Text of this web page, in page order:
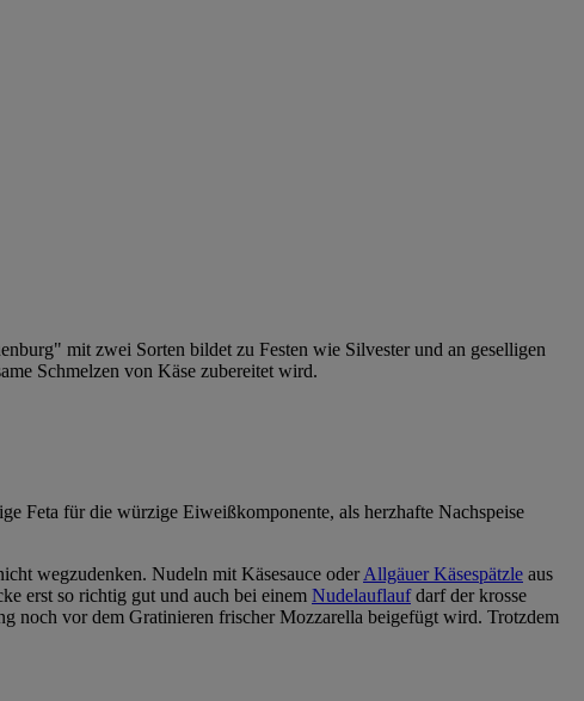
mit zwei Sorten bildet zu Festen wie Silvester und an geselligen
Schmelzen von Käse zubereitet wird.
Feta für die würzige Eiweißkomponente, als herzhafte Nachspeise
wegzudenken. Nudeln mit Käsesauce oderAllgäuer Käsespätzle aus
erst so richtig gut und auch bei einem Nudelauflaufdarf der krosse
noch vor dem Gratinieren frischer Mozzarella beigefügt wird. Trotzdem